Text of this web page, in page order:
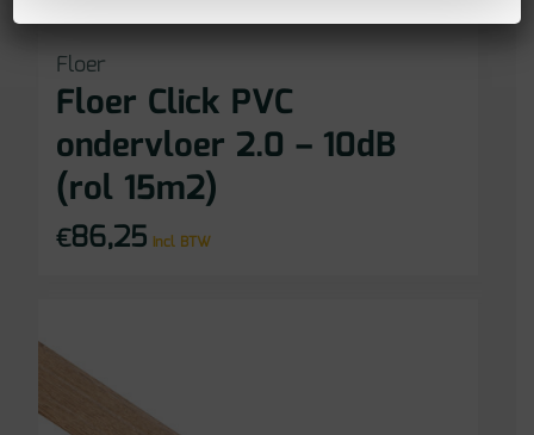
Floer
Floer Click PVC
ondervloer 2.0 – 10dB
(rol 15m2)
€86,25 incl BTW